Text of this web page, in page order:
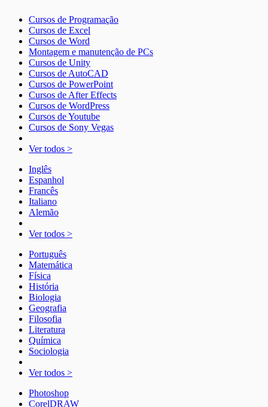
Cursos de Programação
Cursos de Excel
Cursos de Word
Montagem e manutenção de PCs
Cursos de Unity
Cursos de AutoCAD
Cursos de PowerPoint
Cursos de After Effects
Cursos de WordPress
Cursos de Youtube
Cursos de Sony Vegas
Ver todos >
Inglês
Espanhol
Francês
Italiano
Alemão
Ver todos >
Português
Matemática
Física
História
Biologia
Geografia
Filosofia
Literatura
Química
Sociologia
Ver todos >
Photoshop
CorelDRAW